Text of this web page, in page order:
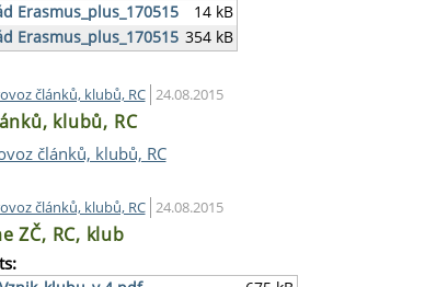
Erasmus_plus_170515
14 kB
Erasmus_plus_170515 354 kB
článků, klubů, RC 24.08.2015
klubů, RC
článků, klubů, RC
článků, klubů, RC 24.08.2015
ZČ, RC, klub